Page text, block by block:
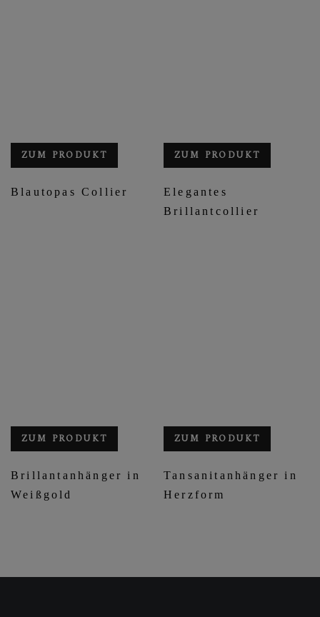
ZUM PRODUKT
Blautopas Collier
ZUM PRODUKT
Elegantes
Brillantcollier
ZUM PRODUKT
Brillantanhänger in
Weißgold
ZUM PRODUKT
Tansanitanhänger in
Herzform